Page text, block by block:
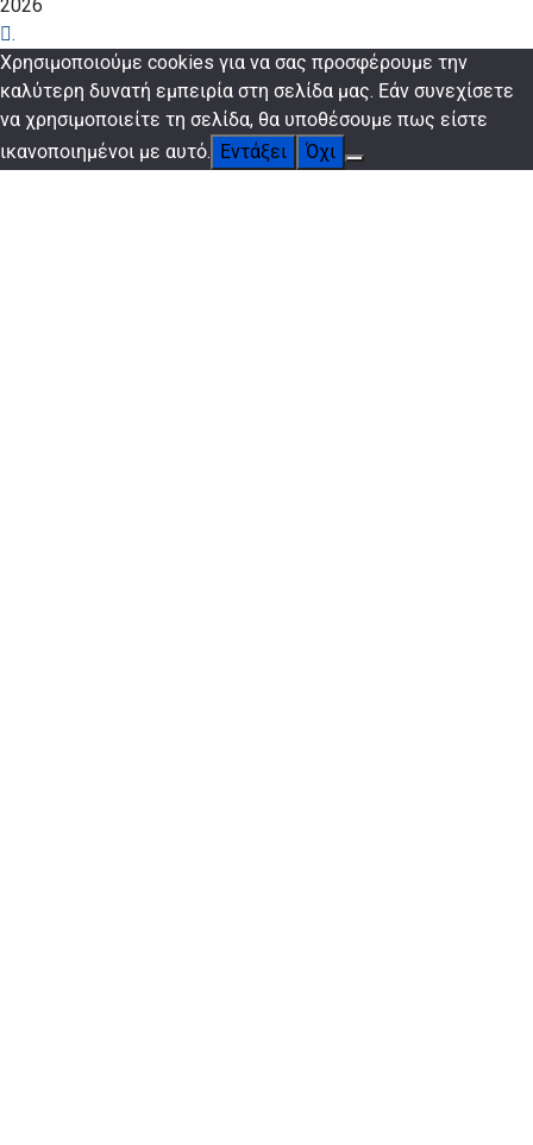
2026
.
Χρησιμοποιούμε cookies για να σας προσφέρουμε την
καλύτερη δυνατή εμπειρία στη σελίδα μας. Εάν συνεχίσετε
να χρησιμοποιείτε τη σελίδα, θα υποθέσουμε πως είστε
ικανοποιημένοι με αυτό. Εντάξει Όχι